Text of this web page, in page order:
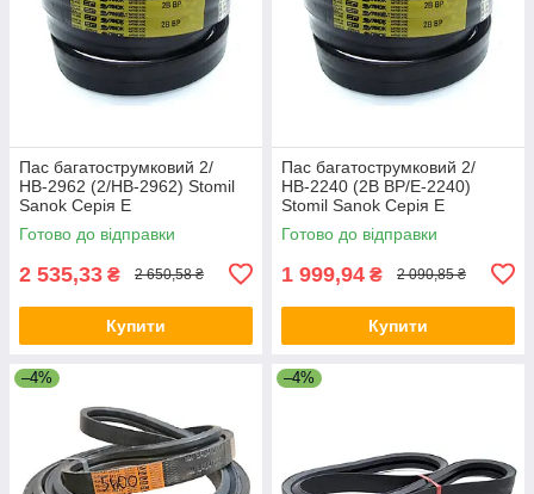
Пас багатострумковий 2/
НВ-2962 (2/HB-2962) Stomil
Sanok Серія E
Готово до відправки
2 535,33 ₴ 2 650,58 ₴
Купити
Пас багатострумковий 2/
НВ-2240 (2B BP/E-2240)
Stomil Sanok Серія E
Готово до відправки
1 999,94 ₴ 2 090,85 ₴
Купити
–4% –4%